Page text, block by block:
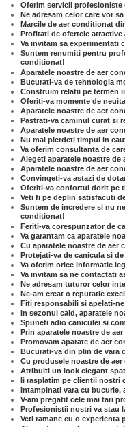
Oferim servicii profesioniste
Ne adresam celor care vor
Marcile de aer conditionat
Profitati de ofertele
Va invitam sa experimentati
Suntem renumiti pentru
conditionat!
Aparatele noastre de aer
Bucurati-va de tehnologia
Construim relatii pe termen
Oferiti-va momente de
Aparatele noastre de aer
Pastrati-va caminul curat si
Aparatele noastre de aer
Nu mai pierdeti timpul in
Va oferim consultanta de
Alegeti aparatele noastre
Aparatele noastre de aer
Convingeti-va astazi de
Oferiti-va confortul dorit pe
Veti fi pe deplin satisfacuti
Suntem de incredere si nu
conditionat!
Feriti-va corespunzator de
Va garantam ca aparatele
Cu aparatele noastre de
Protejati-va de canicula si
Va oferim orice informatie
Va invitam sa ne contactati
Ne adresam tuturor celor
Ne-am creat o reputatie
Fiti responsabili si apelati-
In sezonul cald, aparatele
Spuneti adio caniculei si
Prin aparatele noastre de
Promovam aparate de aer
Bucurati-va din plin de vara
Cu produsele noastre de
Atribuiti un look elegant
Ii rasplatim pe clientii nostri
Intampinati vara cu bucurie,
V-am pregatit cele mai tari
Profesionistii nostri va stau
Veti ramane cu o experienta